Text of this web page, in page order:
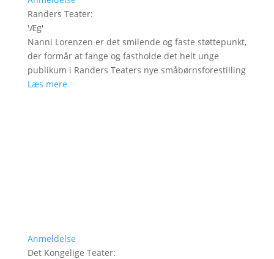
Randers Teater:
'Æg'
Nanni Lorenzen er det smilende og faste støttepunkt,
der formår at fange og fastholde det helt unge
publikum i Randers Teaters nye småbørnsforestilling
Læs mere
Anmeldelse
Det Kongelige Teater: